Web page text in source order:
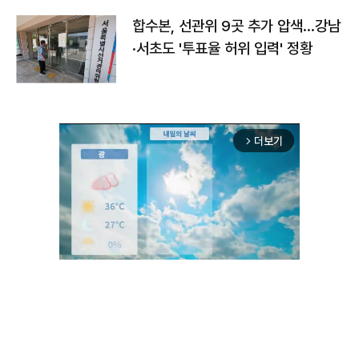
합수본, 선관위 9곳 추가 압색…강남
·서초도 '투표율 허위 입력' 정황
arrow_forward_ios 더보기